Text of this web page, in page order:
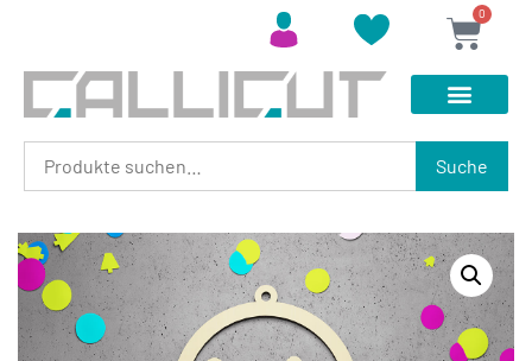
0
Suche